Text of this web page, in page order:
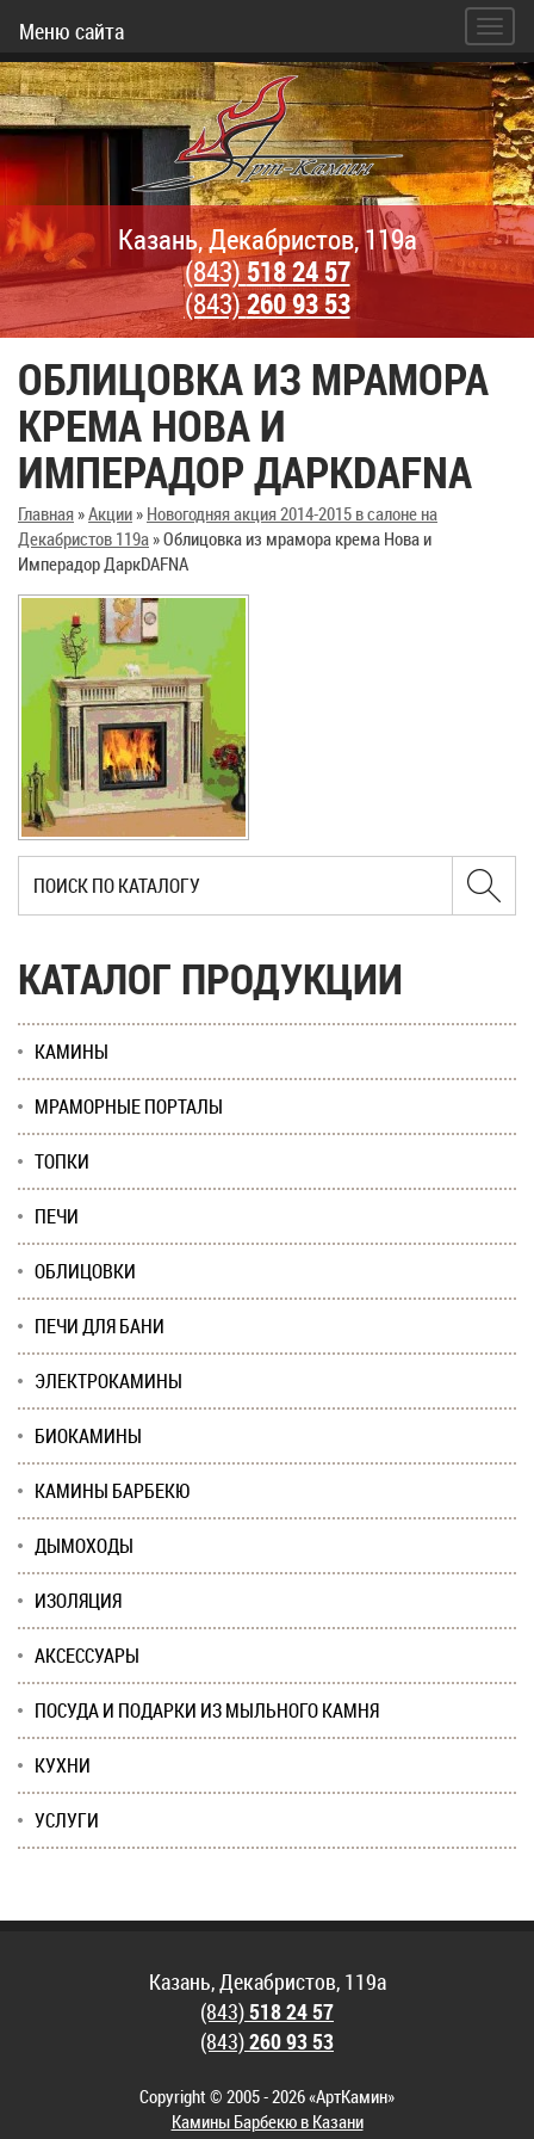
Меню сайта
Казань, Декабристов, 119а
(843)518 24 57
(843)260 93 53
ОБЛИЦОВКА ИЗ МРАМОРА
КРЕМА НОВА И
ИМПЕРАДОР ДАРКDAFNA
Главная»Акции» Новогодняя акция 2014-2015 в салоне на
Декабристов 119а»Облицовка из мрамора крема Нова и
Имперадор ДаркDAFNA
КАТАЛОГ ПРОДУКЦИИ
КАМИНЫ
МРАМОРНЫЕ ПОРТАЛЫ
ТОПКИ
ПЕЧИ
ОБЛИЦОВКИ
ПЕЧИ ДЛЯ БАНИ
ЭЛЕКТРОКАМИНЫ
БИОКАМИНЫ
КАМИНЫ БАРБЕКЮ
ДЫМОХОДЫ
ИЗОЛЯЦИЯ
АКСЕССУАРЫ
ПОСУДА И ПОДАРКИ ИЗ МЫЛЬНОГО КАМНЯ
КУХНИ
УСЛУГИ
Казань, Декабристов, 119а
(843)518 24 57
(843)260 93 53
Copyright © 2005 - 2026 «АртКамин»
Камины Барбекю в Казани